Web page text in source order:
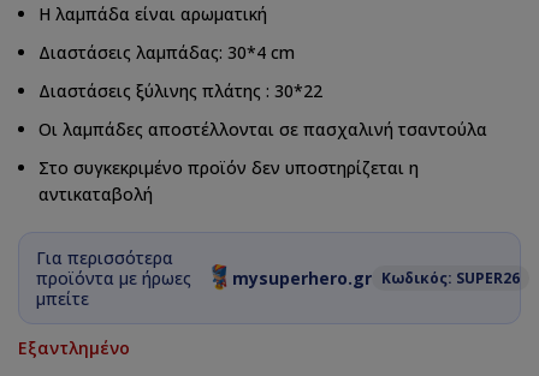
Η λαμπάδα είναι αρωματική
Διαστάσεις λαμπάδας: 30*4 cm
Διαστάσεις ξύλινης πλάτης : 30*22
Οι λαμπάδες αποστέλλονται σε πασχαλινή τσαντούλα
Στο συγκεκριμένο προϊόν δεν υποστηρίζεται η
αντικαταβολή
Για περισσότερα
προϊόντα με ήρωες
μπείτε
mysuperhero.gr Κωδικός: SUPER26
Εξαντλημένο